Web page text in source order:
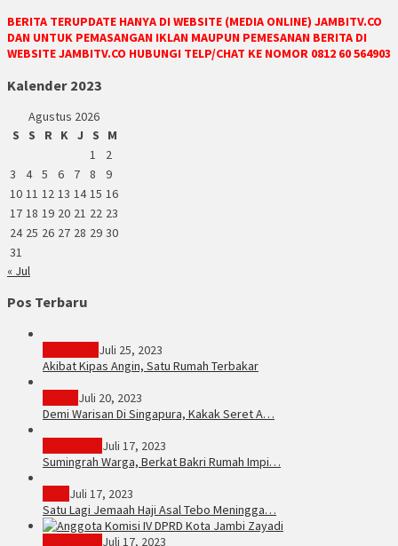
BERITA TERUPDATE HANYA DI WEBSITE (MEDIA ONLINE) JAMBITV.CO
DAN UNTUK PEMASANGAN IKLAN MAUPUN PEMESANAN BERITA DI
WEBSITE JAMBITV.CO HUBUNGI TELP/CHAT KE NOMOR 0812 60 564903
Kalender 2023
Agustus 2026
S
S R K J S
M
1
2
3
4 5 6 7 8
9
10 11 12 13 14 15 16
17 18 19 20 21 22 23
24 25 26 27 28 29 30
31
« Jul
Pos Terbaru
Juli 25, 2023
Akibat Kipas Angin, Satu Rumah Terbakar
Juli 20, 2023
Demi Warisan Di Singapura, Kakak Seret A…
Juli 17, 2023
Sumingrah Warga, Berkat Bakri Rumah Impi…
Juli 17, 2023
Satu Lagi Jemaah Haji Asal Tebo Meningga…
Juli 17, 2023